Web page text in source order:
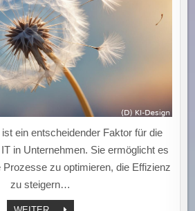
ein entscheidender Faktor für die
in Unternehmen. Sie ermöglicht es
Prozesse zu optimieren, die Effizienz
zu steigern…